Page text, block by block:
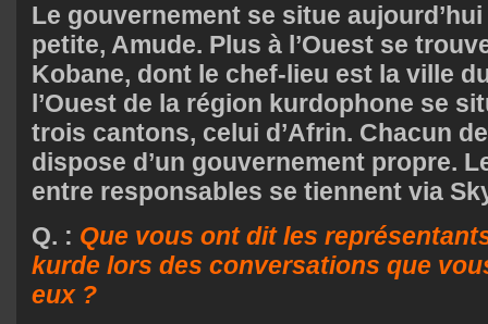
Le gouvernement se situe
petite, Amude. Plus à l’Ouest se
Kobane, dont le chef-lieu est la ville
l’Ouest de la région kurdophone se
trois cantons, celui d’Afrin. Chacun
dispose d’un gouvernement propre.
entre responsables se tiennent via
Q. : Que vous ont dit les
kurde lors des conversations que
eux ?